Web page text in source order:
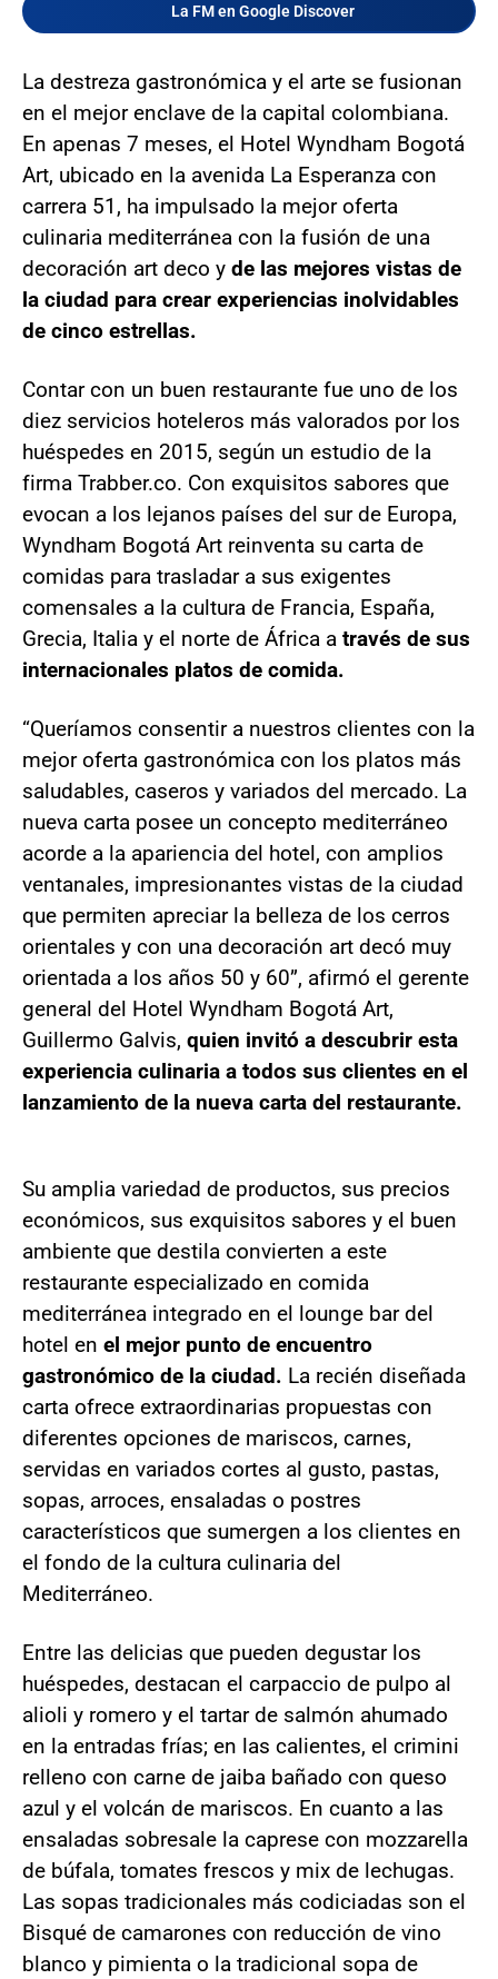
La FM en Google Discover
La destreza gastronómica y el arte se fusionan
en el mejor enclave de la capital colombiana.
En apenas 7 meses, el Hotel Wyndham Bogotá
Art, ubicado en la avenida La Esperanza con
carrera 51, ha impulsado la mejor oferta
culinaria mediterránea con la fusión de una
decoración art deco y de las mejores vistas de
la ciudad para crear experiencias inolvidables
de cinco estrellas.
Contar con un buen restaurante fue uno de los
diez servicios hoteleros más valorados por los
huéspedes en 2015, según un estudio de la
firma Trabber.co. Con exquisitos sabores que
evocan a los lejanos países del sur de Europa,
Wyndham Bogotá Art reinventa su carta de
comidas para trasladar a sus exigentes
comensales a la cultura de Francia, España,
Grecia, Italia y el norte de África a través de sus
internacionales platos de comida.
“Queríamos consentir a nuestros clientes con la
mejor oferta gastronómica con los platos más
saludables, caseros y variados del mercado. La
nueva carta posee un concepto mediterráneo
acorde a la apariencia del hotel, con amplios
ventanales, impresionantes vistas de la ciudad
que permiten apreciar la belleza de los cerros
orientales y con una decoración art decó muy
orientada a los años 50 y 60”, afirmó el gerente
general del Hotel Wyndham Bogotá Art,
Guillermo Galvis, quien invitó a descubrir esta
experiencia culinaria a todos sus clientes en el
lanzamiento de la nueva carta del restaurante.
Su amplia variedad de productos, sus precios
económicos, sus exquisitos sabores y el buen
ambiente que destila convierten a este
restaurante especializado en comida
mediterránea integrado en el lounge bar del
hotel en el mejor punto de encuentro
gastronómico de la ciudad. La recién diseñada
carta ofrece extraordinarias propuestas con
diferentes opciones de mariscos, carnes,
servidas en variados cortes al gusto, pastas,
sopas, arroces, ensaladas o postres
característicos que sumergen a los clientes en
el fondo de la cultura culinaria del
Mediterráneo.
Entre las delicias que pueden degustar los
huéspedes, destacan el carpaccio de pulpo al
alioli y romero y el tartar de salmón ahumado
en la entradas frías; en las calientes, el crimini
relleno con carne de jaiba bañado con queso
azul y el volcán de mariscos. En cuanto a las
ensaladas sobresale la caprese con mozzarella
de búfala, tomates frescos y mix de lechugas.
Las sopas tradicionales más codiciadas son el
Bisqué de camarones con reducción de vino
blanco y pimienta o la tradicional sopa de